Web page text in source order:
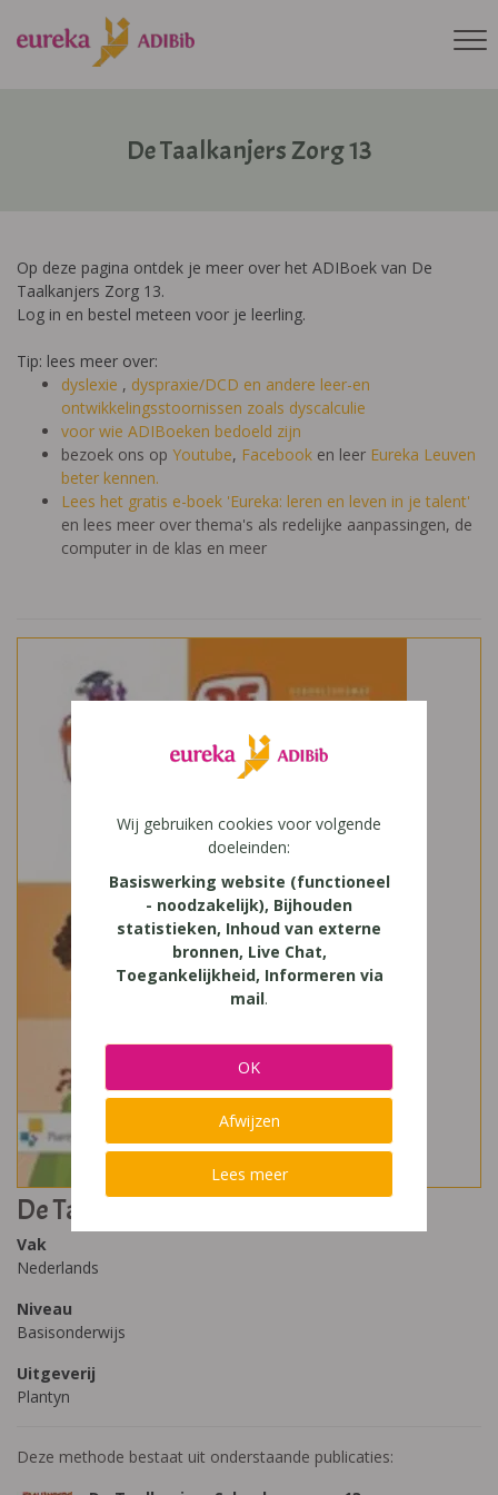
De Taalkanjers Zorg 13
Op deze pagina ontdek je meer over het ADIBoek van De
Taalkanjers Zorg 13.
Log in en bestel meteen voor je leerling.
Tip: lees meer over:
dyslexie , dyspraxie/DCD en andere leer-en
ontwikkelingsstoornissen zoals dyscalculie
voor wie ADIBoeken bedoeld zijn
bezoek ons op Youtube, Facebook en leer Eureka Leuven
beter kennen.
Lees het gratis e-boek 'Eureka: leren en leven in je talent'
en lees meer over thema's als redelijke aanpassingen, de
computer in de klas en meer
De Taalkanjers Zorg 13
Vak
Nederlands
Niveau
Basisonderwijs
Uitgeverij
Plantyn
Deze methode bestaat uit onderstaande publicaties:
Wij gebruiken cookies voor volgende
doeleinden:
Basiswerking website (functioneel
- noodzakelijk), Bijhouden
statistieken, Inhoud van externe
bronnen, Live Chat,
Toegankelijkheid, Informeren via
mail.
OK
Afwijzen
Lees meer